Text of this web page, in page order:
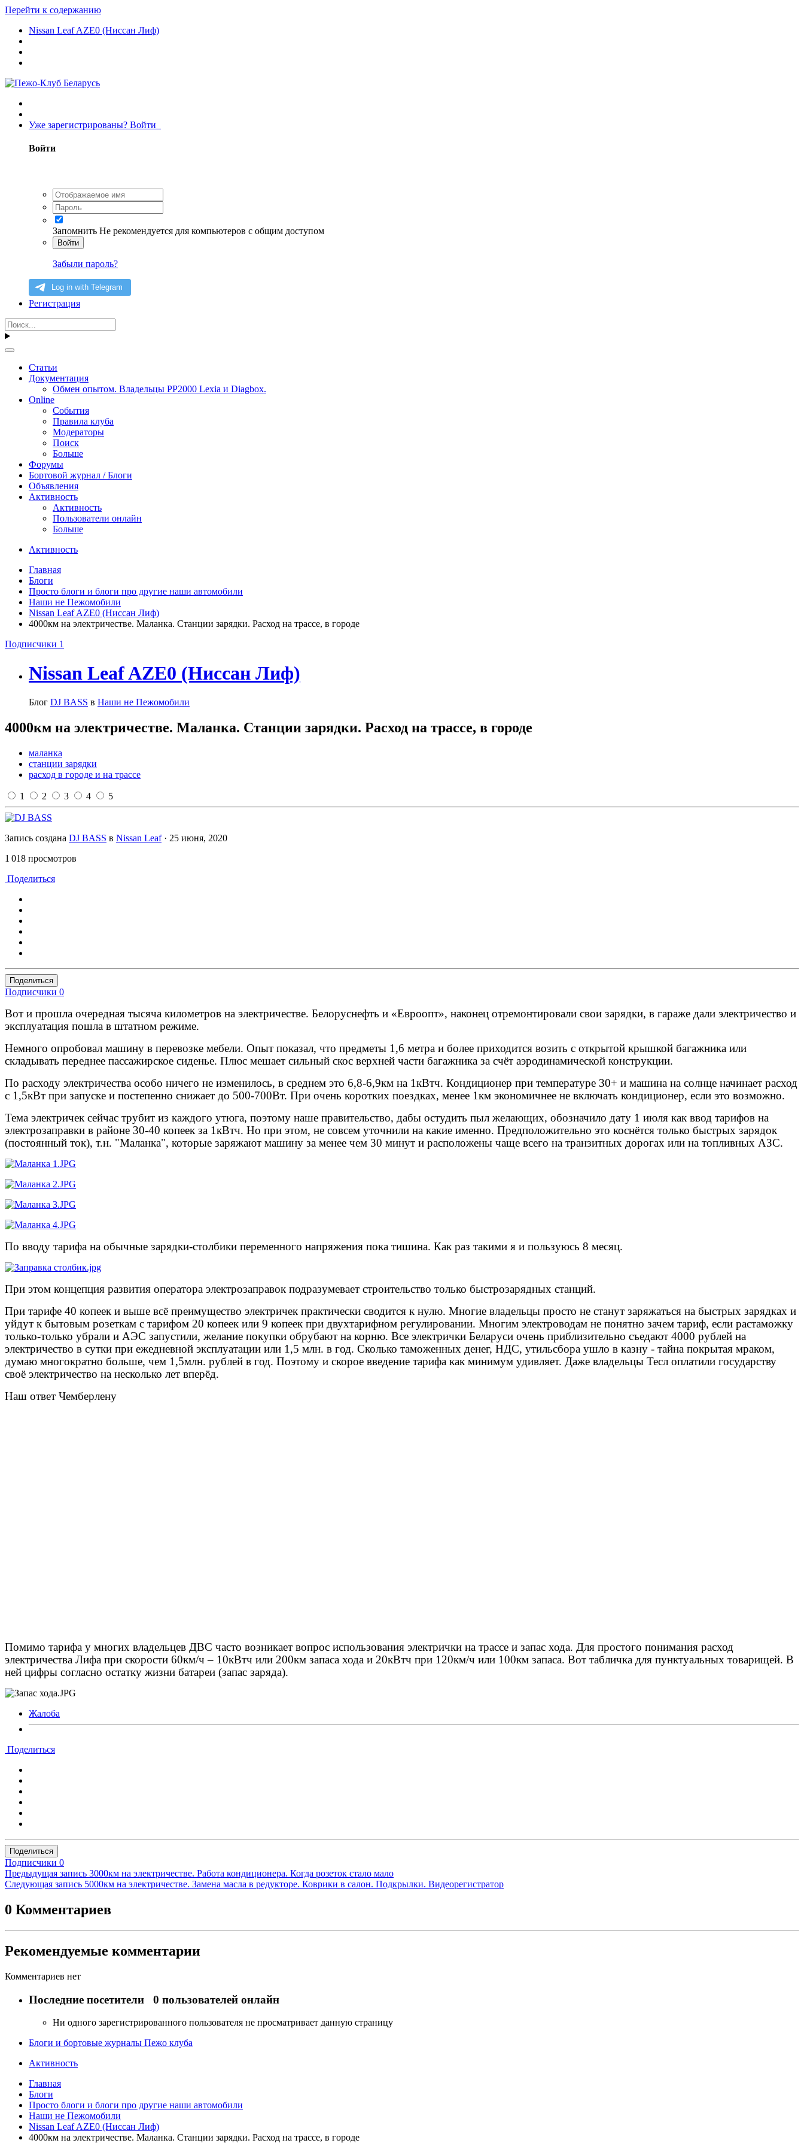
Перейти к содержанию
Nissan Leaf AZE0 (Ниссан Лиф)
Уже зарегистрированы? Войти
Войти
Запомнить Не рекомендуется для компьютеров с общим доступом
Войти
Забыли пароль?
Регистрация
Статьи
Документация
Обмен опытом. Владельцы PP2000 Lexia и Diagbox.
Online
События
Правила клуба
Модераторы
Поиск
Больше
Форумы
Бортовой журнал / Блоги
Объявления
Активность
Активность
Пользователи онлайн
Больше
Активность
Главная
Блоги
Просто блоги и блоги про другие наши автомобили
Наши не Пежомобили
Nissan Leaf AZE0 (Ниссан Лиф)
4000км на электричестве. Маланка. Станции зарядки. Расход на трассе, в городе
Подписчики 1
Nissan Leaf AZE0 (Ниссан Лиф)
Блог DJ BASS в Наши не Пежомобили
4000км на электричестве. Маланка. Станции зарядки. Расход на трассе, в городе
маланка
станции зарядки
расход в городе и на трассе
1 2 3 4 5
Запись создана DJ BASS в Nissan Leaf· 25 июня, 2020
1 018 просмотров
Поделиться
Поделиться
Подписчики 0
Вот и прошла очередная тысяча километров на электричестве. Белоруснефть и «Евроопт», наконец отремонтировали свои зарядки, в гараже дали электричество и
эксплуатация пошла в штатном режиме.
Немного опробовал машину в перевозке мебели. Опыт показал, что предметы 1,6 метра и более приходится возить с открытой крышкой багажника или
складывать переднее пассажирское сиденье. Плюс мешает сильный скос верхней части багажника за счёт аэродинамической конструкции.
По расходу электричества особо ничего не изменилось, в среднем это 6,8-6,9км на 1кВтч. Кондиционер при температуре 30+ и машина на солнце начинает расход
с 1,5кВт при запуске и постепенно снижает до 500-700Вт. При очень коротких поездках, менее 1км экономичнее не включать кондиционер, если это возможно.
Тема электричек сейчас трубит из каждого утюга, поэтому наше правительство, дабы остудить пыл желающих, обозначило дату 1 июля как ввод тарифов на
электрозаправки в районе 30-40 копеек за 1кВтч. Но при этом, не совсем уточнили на какие именно. Предположительно это коснётся только быстрых зарядок
(постоянный ток), т.н. "Маланка", которые заряжают машину за менее чем 30 минут и расположены чаще всего на транзитных дорогах или на топливных АЗС.
По вводу тарифа на обычные зарядки-столбики переменного напряжения пока тишина. Как раз такими я и пользуюсь 8 месяц.
При этом концепция развития оператора электрозаправок подразумевает строительство только быстрозарядных станций.
При тарифе 40 копеек и выше всё преимущество электричек практически сводится к нулю. Многие владельцы просто не станут заряжаться на быстрых зарядках и
уйдут к бытовым розеткам с тарифом 20 копеек или 9 копеек при двухтарифном регулировании. Многим электроводам не понятно зачем тариф, если растаможку
только-только убрали и АЭС запустили, желание покупки обрубают на корню. Все электрички Беларуси очень приблизительно съедают 4000 рублей на
электричество в сутки при ежедневной эксплуатации или 1,5 млн. в год. Сколько таможенных денег, НДС, утильсбора ушло в казну - тайна покрытая мраком,
думаю многократно больше, чем 1,5млн. рублей в год. Поэтому и скорое введение тарифа как минимум удивляет. Даже владельцы Тесл оплатили государству
своё электричество на несколько лет вперёд.
Наш ответ Чемберлену
Помимо тарифа у многих владельцев ДВС часто возникает вопрос использования электрички на трассе и запас хода. Для простого понимания расход
электричества Лифа при скорости 60км/ч – 10кВтч или 200км запаса хода и 20кВтч при 120км/ч или 100км запаса. Вот табличка для пунктуальных товарищей. В
ней цифры согласно остатку жизни батареи (запас заряда).
Жалоба
Поделиться
Поделиться
Подписчики 0
Предыдущая запись 3000км на электричестве. Работа кондиционера. Когда розеток стало мало
Следующая запись 5000км на электричестве. Замена масла в редукторе. Коврики в салон. Подкрылки. Видеорегистратор
0 Комментариев
Рекомендуемые комментарии
Комментариев нет
Последние посетители 0 пользователей онлайн
Ни одного зарегистрированного пользователя не просматривает данную страницу
Блоги и бортовые журналы Пежо клуба
Активность
Главная
Блоги
Просто блоги и блоги про другие наши автомобили
Наши не Пежомобили
Nissan Leaf AZE0 (Ниссан Лиф)
4000км на электричестве. Маланка. Станции зарядки. Расход на трассе, в городе